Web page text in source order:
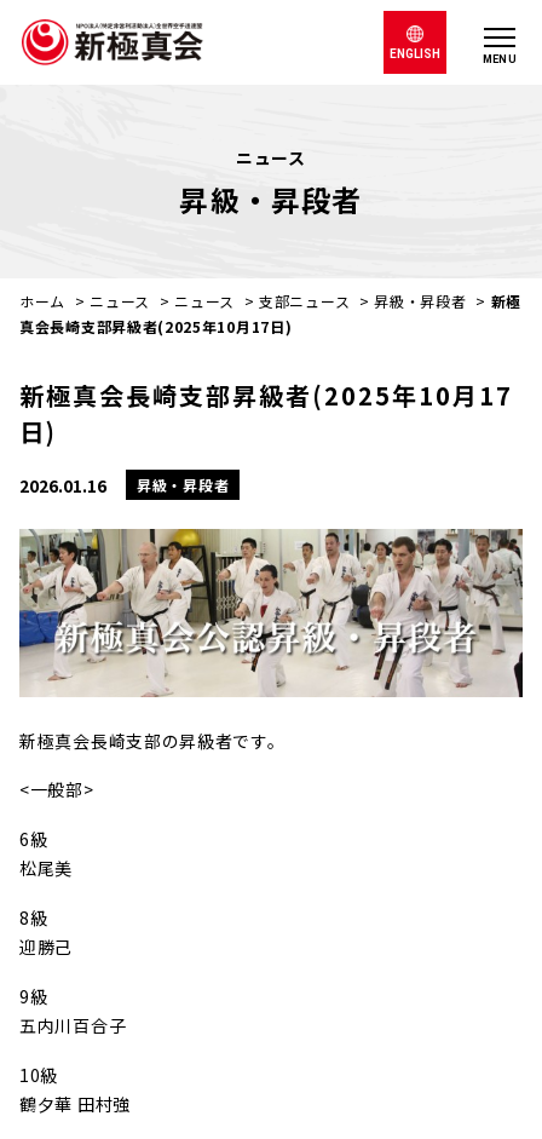
MENU
ENGLISH
ニュース
昇級・昇段者
ホーム > ニュース > ニュース >支部ニュース >昇級・昇段者 > 新極
真会長崎支部昇級者(2025年10月17日)
新極真会長崎支部昇級者(2025年10月17
日)
2026.01.16 昇級・昇段者
新極真会長崎支部の昇級者です。
<一般部>
6級
松尾美
8級
迎勝己
9級
五内川百合子
10級
鶴夕華 田村強